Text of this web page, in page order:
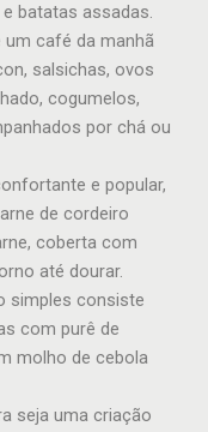
batatas assadas.
um café da manhã
salsichas, ovos
cogumelos,
por chá ou
e popular,
de cordeiro
coberta com
até dourar.
simples consiste
com purê de
molho de cebola
seja uma criação